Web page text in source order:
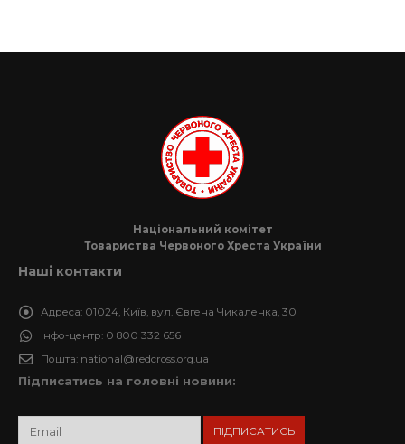
Національний комітет
Товариства Червоного Хреста України
Наші контакти
Адреса: 01024, Київ, вул. Євгена Чикаленка, 30
Інфо-центр: 0 800 332 656
Пошта: national@redcross.org.ua
Підписатись на головні новини: